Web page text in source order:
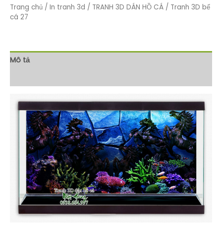
Trang chủ / In tranh 3d / TRANH 3D DÁN HỒ CÁ / Tranh 3D bể
cá 27
Mô tả